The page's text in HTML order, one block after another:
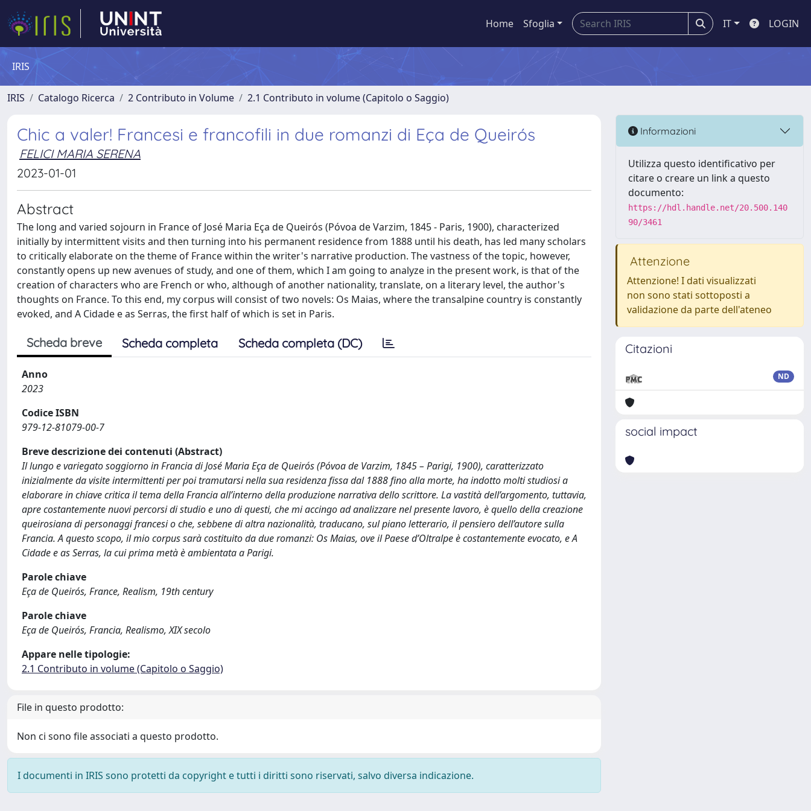
Home Sfoglia IT LOGIN
IRIS
IRIS Catalogo Ricerca 2 Contributo in Volume 2.1 Contributo in volume (Capitolo o Saggio)
Chic a valer! Francesi e francofili in due romanzi di Eça de Queirós
FELICI MARIA SERENA
2023-01-01
Abstract
The long and varied sojourn in France of José Maria Eça de Queirós (Póvoa de Varzim, 1845 - Paris, 1900), characterized
initially by intermittent visits and then turning into his permanent residence from 1888 until his death, has led many scholars
to critically elaborate on the theme of France within the writer's narrative production. The vastness of the topic, however,
constantly opens up new avenues of study, and one of them, which I am going to analyze in the present work, is that of the
creation of characters who are French or who, although of another nationality, translate, on a literary level, the author's
thoughts on France. To this end, my corpus will consist of two novels: Os Maias, where the transalpine country is constantly
evoked, and A Cidade e as Serras, the first half of which is set in Paris.
Scheda breve Scheda completa Scheda completa (DC)
Anno
2023
Codice ISBN
979-12-81079-00-7
Breve descrizione dei contenuti (Abstract)
Il lungo e variegato soggiorno in Francia di José Maria Eça de Queirós (Póvoa de Varzim, 1845 – Parigi, 1900), caratterizzato
inizialmente da visite intermittenti per poi tramutarsi nella sua residenza fissa dal 1888 fino alla morte, ha indotto molti studiosi a
elaborare in chiave critica il tema della Francia all’interno della produzione narrativa dello scrittore. La vastità dell’argomento, tuttavia,
apre costantemente nuovi percorsi di studio e uno di questi, che mi accingo ad analizzare nel presente lavoro, è quello della creazione
queirosiana di personaggi francesi o che, sebbene di altra nazionalità, traducano, sul piano letterario, il pensiero dell’autore sulla
Francia. A questo scopo, il mio corpus sarà costituito da due romanzi: Os Maias, ove il Paese d’Oltralpe è costantemente evocato, e A
Cidade e as Serras, la cui prima metà è ambientata a Parigi.
Parole chiave
Eça de Queirós, France, Realism, 19th century
Parole chiave
Eça de Queirós, Francia, Realismo, XIX secolo
Appare nelle tipologie:
2.1 Contributo in volume (Capitolo o Saggio)
File in questo prodotto:
Non ci sono file associati a questo prodotto.
I documenti in IRIS sono protetti da copyright e tutti i diritti sono riservati, salvo diversa indicazione.
Informazioni
Utilizza questo identificativo per
citare o creare un link a questo
documento:
https://hdl.handle.net/20.500.140
90/3461
Attenzione
Attenzione! I dati visualizzati
non sono stati sottoposti a
validazione da parte dell'ateneo
Citazioni
ND
social impact